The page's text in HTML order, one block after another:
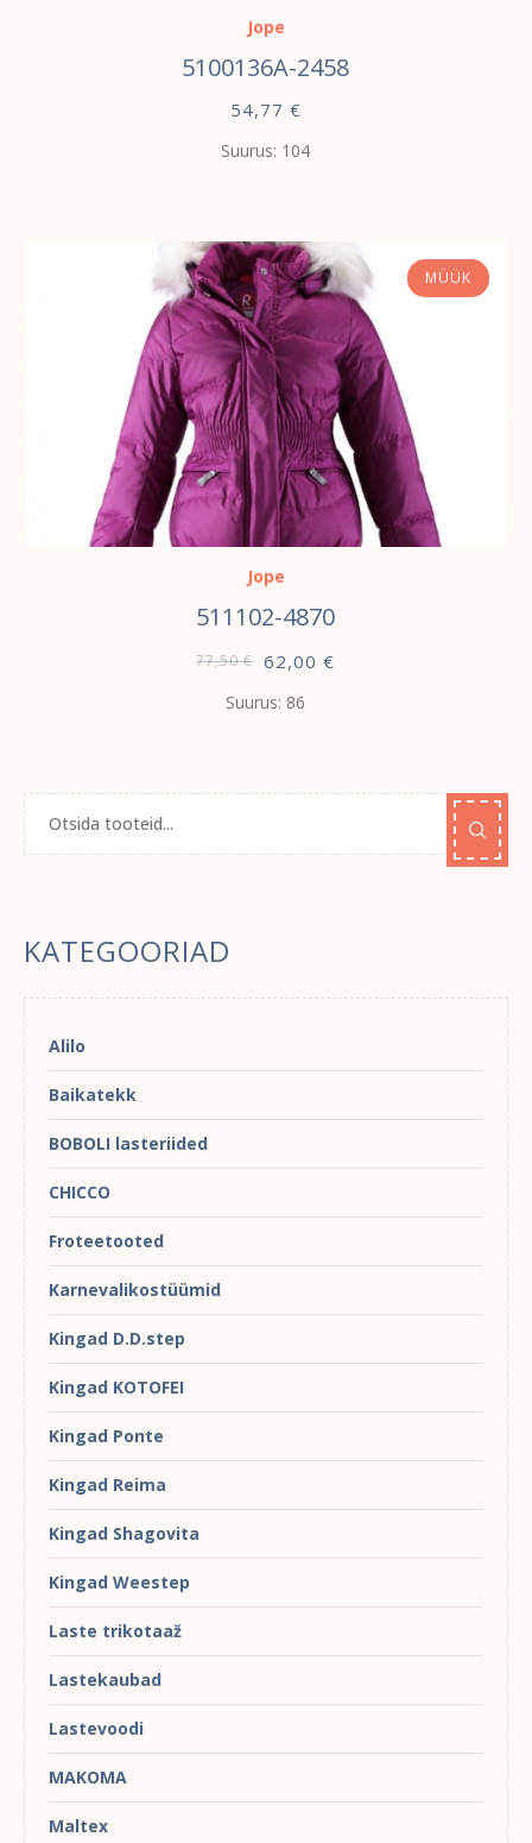
Jope
5100136A-2458
54,77 €
Suurus: 104
MÜÜK
VALI
Jope
511102-4870
77,50 € 62,00 €
Suurus: 86
KATEGOORIAD
Alilo
Baikatekk
BOBOLI lasteriided
CHICCO
Froteetooted
Karnevalikostüümid
Kingad D.D.step
Kingad KOTOFEI
Kingad Ponte
Kingad Reima
Kingad Shagovita
Kingad Weestep
Laste trikotaaž
Lastekaubad
Lastevoodi
MAKOMA
Maltex